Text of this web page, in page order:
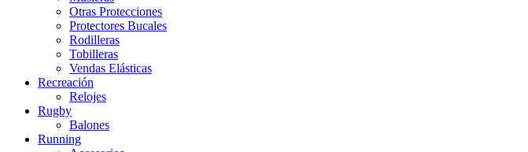
Otras Protecciones
Protectores Bucales
Rodilleras
Tobilleras
Vendas Elásticas
Recreación
Relojes
Rugby
Balones
Running